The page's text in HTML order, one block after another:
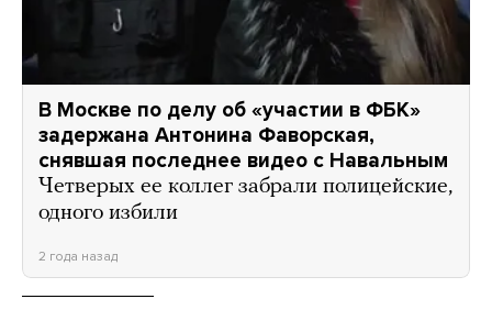
В Москве по делу об «участии в ФБК»
задержана Антонина Фаворская,
снявшая последнее видео с Навальным
Четверых ее коллег забрали полицейские,
одного избили
2 года назад